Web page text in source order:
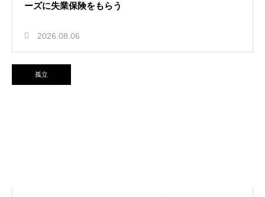
ーズに失業保険をもらう
2026.08.06
孤立